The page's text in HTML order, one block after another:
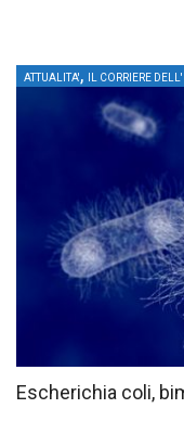
ATTUALITA', IL CORRIERE
Escherichia coli,